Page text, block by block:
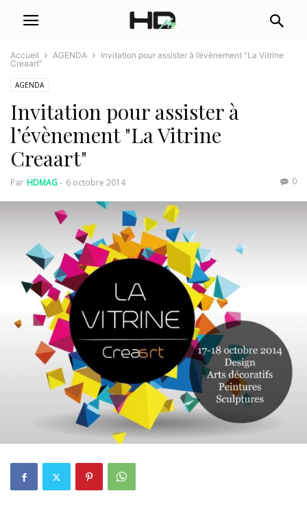
Accueil AGENDA
Invitation pour assister à l’évènement "La Vitrine
Creaart"
AGENDA
Invitation pour assister à
l’évènement "La Vitrine
Creaart"
Par HDMAG- 6 octobre 2014 0